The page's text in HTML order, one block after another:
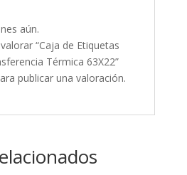
aún.
“Caja de Etiquetas
Térmica 63X22”
publicar una valoración.